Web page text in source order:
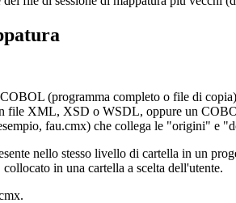
(programma completo o file di
file XML, XSD o WSDL, oppure un
fau.cmx) che collega le "origini" e
nello stesso livello di cartella in un
in una cartella a scelta dell'utente.